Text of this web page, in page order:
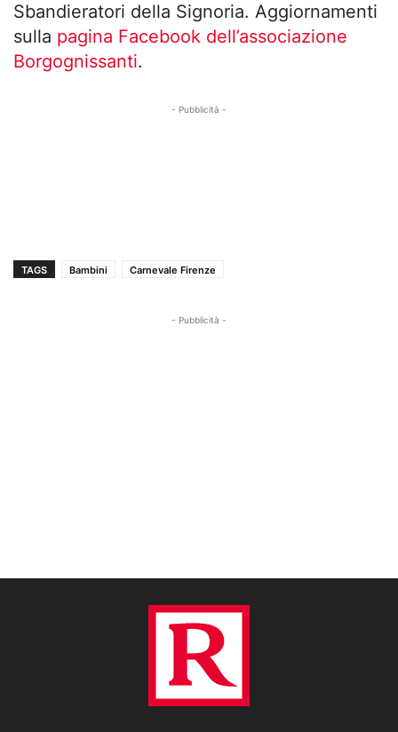
Sbandieratori della Signoria. Aggiornamenti
sulla pagina Facebook dell’associazione
Borgognissanti.
- Pubblicità -
TAGS Bambini Carnevale Firenze
- Pubblicità -